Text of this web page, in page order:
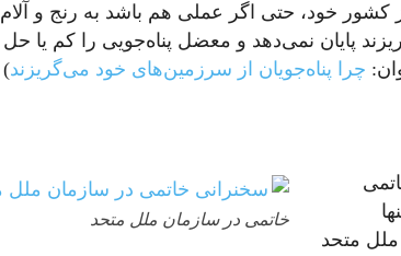
کشور خود، حتی اگر عملی هم باشد به رنج و آلام
پایان نمی‌دهد و معضل پناه‌جویی را کم یا حل
چرا پناه‌جویان از سرزمین‌های خود می‌گریزند)
خاتمی در سازمان ملل متحد
متحد